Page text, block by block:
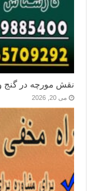
نقش مورچه در گنج
می 20, 2026